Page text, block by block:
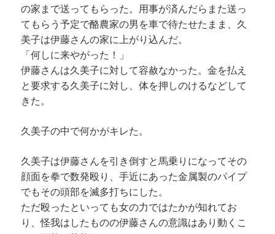
の家まで送ってもらった。用事が済んだらまた送っ
てもらう予定で酪農家の男を車で待たせたまま、久
美子は伊藤さんの家に上がり込んだ。
「何しに来やがった！」
伊藤さんは久美子に対して容赦なかった。金を払え
と要求する久美子に対し、体を押しのけるなどして
きた。
久美子の中で何かがキレた。
久美子は伊藤さんを引き倒すと馬乗りになってその
顔面を拳で数発殴り、手近にあった金属製のパイプ
でもその頭部を滅多打ちにした。
ただ殴ったといっても女の力ではたかが知れてお
り、怪我はしたものの伊藤さんの意識はあり動くこ